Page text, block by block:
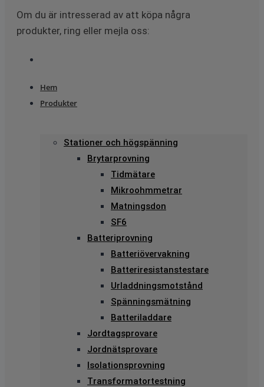
Om du är intresserad av att köpa några
produkter, ring eller mejla oss:
Hem
Produkter
Stationer och högspänning
Brytarprovning
Tidmätare
Mikroohmmetrar
Matningsdon
SF6
Batteriprovning
Batteriövervakning
Batteriresistanstestare
Urladdningsmotstånd
Spänningsmätning
Batteriladdare
Jordtagsprovare
Jordnätsprovare
Isolationsprovning
Transformatortestning